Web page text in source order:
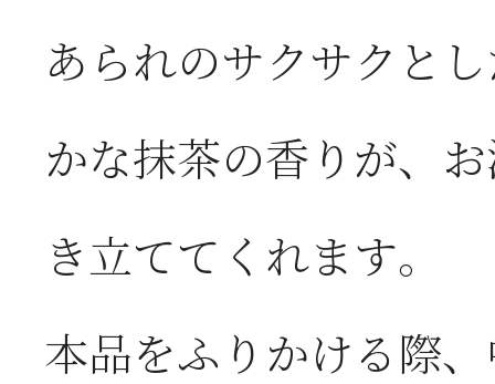
あられのサクサクと
かな抹茶の香りが、
き立ててくれます。
本品をふりかける際